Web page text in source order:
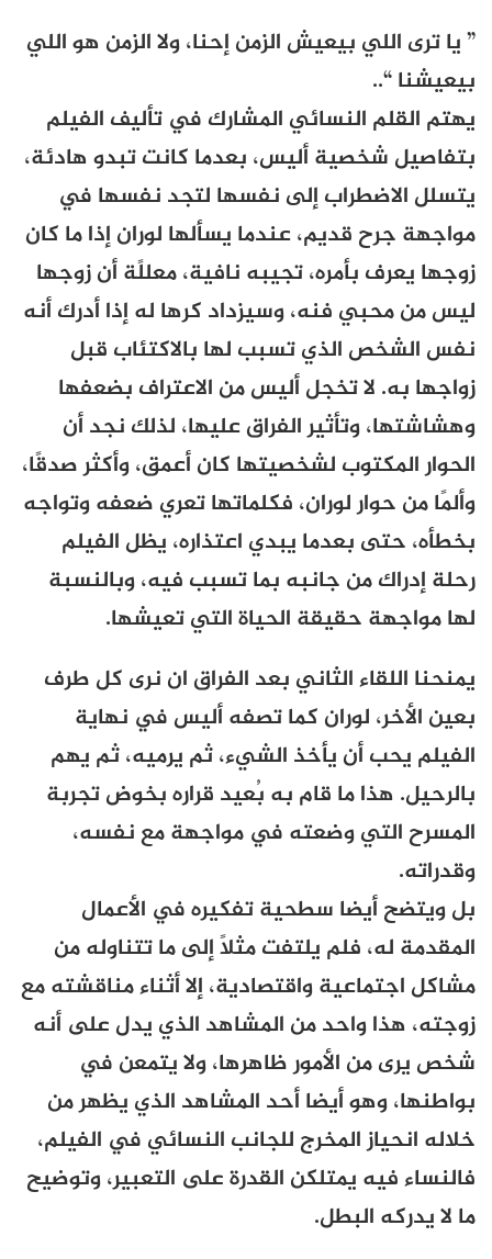
” يا ترى اللي بيعيش الزمن إحنا، ولا الزمن هو اللي
بيعيشنا “..
يهتم القلم النسائي المشارك في تأليف الفيلم
بتفاصيل شخصية أليس، بعدما كانت تبدو هادئة،
يتسلل الاضطراب إلى نفسها لتجد نفسها في
مواجهة جرح قديم، عندما يسألها لوران إذا ما كان
زوجها يعرف بأمره، تجيبه نافية، معللًة أن زوجها
ليس من محبي فنه، وسيزداد كرها له إذا أدرك أنه
نفس الشخص الذي تسبب لها بالاكتئاب قبل
زواجها به. لا تخجل أليس من الاعتراف بضعفها
وهشاشتها، وتأثير الفراق عليها، لذلك نجد أن
الحوار المكتوب لشخصيتها كان أعمق، وأكثر صدقًا،
وألمًا من حوار لوران، فكلماتها تعري ضعفه وتواجه
بخطأه، حتى بعدما يبدي اعتذاره، يظل الفيلم
رحلة إدراك من جانبه بما تسبب فيه، وبالنسبة
لها مواجهة حقيقة الحياة التي تعيشها.
يمنحنا اللقاء الثاني بعد الفراق ان نرى كل طرف
بعين الأخر، لوران كما تصفه أليس في نهاية
الفيلم يحب أن يأخذ الشيء، ثم يرميه، ثم يهم
بالرحيل. هذا ما قام به بُعيد قراره بخوض تجربة
المسرح التي وضعته في مواجهة مع نفسه،
وقدراته.
بل ويتضح أيضا سطحية تفكيره في الأعمال
المقدمة له، فلم يلتفت مثلًا إلى ما تتناوله من
مشاكل اجتماعية واقتصادية، إلا أثناء مناقشته مع
زوجته، هذا واحد من المشاهد الذي يدل على أنه
شخص يرى من الأمور ظاهرها، ولا يتمعن في
بواطنها، وهو أيضا أحد المشاهد الذي يظهر من
خلاله انحياز المخرج للجانب النسائي في الفيلم،
فالنساء فيه يمتلكن القدرة على التعبير، وتوضيح
ما لا يدركه البطل.